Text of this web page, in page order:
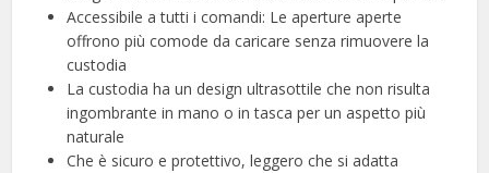
Accessibile a tutti i comandi: Le aperture aperte
offrono più comode da caricare senza rimuovere la
custodia
La custodia ha un design ultrasottile che non risulta
ingombrante in mano o in tasca per un aspetto più
naturale
Che è sicuro e protettivo, leggero che si adatta